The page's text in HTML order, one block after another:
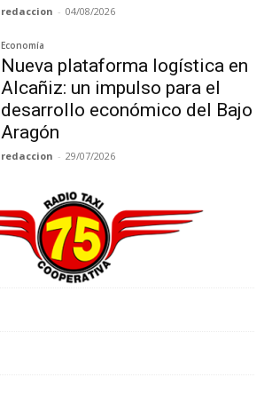
redaccion - 04/08/2026
Economía
Nueva plataforma logística en
Alcañiz: un impulso para el
desarrollo económico del Bajo
Aragón
redaccion - 29/07/2026